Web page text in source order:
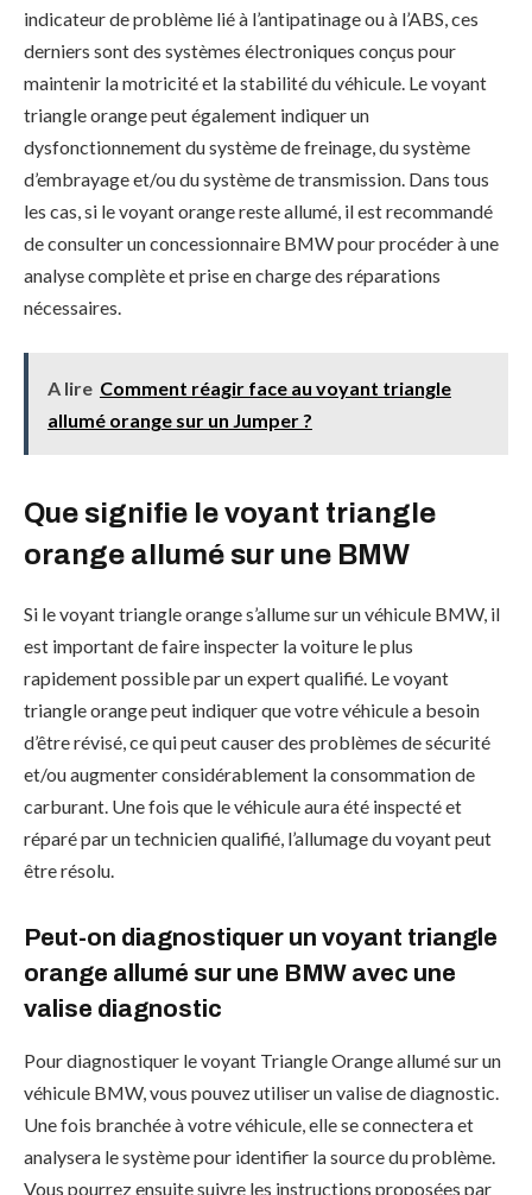
indicateur de problème lié à l’antipatinage ou à l’ABS, ces
derniers sont des systèmes électroniques conçus pour
maintenir la motricité et la stabilité du véhicule. Le voyant
triangle orange peut également indiquer un
dysfonctionnement du système de freinage, du système
d’embrayage et/ou du système de transmission. Dans tous
les cas, si le voyant orange reste allumé, il est recommandé
de consulter un concessionnaire BMW pour procéder à une
analyse complète et prise en charge des réparations
nécessaires.
A lire Comment réagir face au voyant triangle
allumé orange sur un Jumper ?
Que signifie le voyant triangle
orange allumé sur une BMW
Si le voyant triangle orange s’allume sur un véhicule BMW, il
est important de faire inspecter la voiture le plus
rapidement possible par un expert qualifié. Le voyant
triangle orange peut indiquer que votre véhicule a besoin
d’être révisé, ce qui peut causer des problèmes de sécurité
et/ou augmenter considérablement la consommation de
carburant. Une fois que le véhicule aura été inspecté et
réparé par un technicien qualifié, l’allumage du voyant peut
être résolu.
Peut-on diagnostiquer un voyant triangle
orange allumé sur une BMW avec une
valise diagnostic
Pour diagnostiquer le voyant Triangle Orange allumé sur un
véhicule BMW, vous pouvez utiliser un valise de diagnostic.
Une fois branchée à votre véhicule, elle se connectera et
analysera le système pour identifier la source du problème.
Vous pourrez ensuite suivre les instructions proposées par